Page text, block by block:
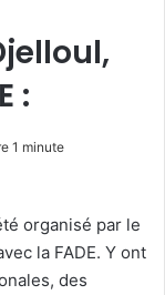
:
1 minute
organisé par le
la FADE. Y ont
des